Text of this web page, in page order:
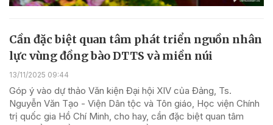
Cần đặc biệt quan tâm phát triển nguồn nhân
lực vùng đồng bào DTTS và miền núi
13/11/2025 09:44
Góp ý vào dự thảo Văn kiện Đại hội XIV của Đảng, Ts.
Nguyễn Văn Tạo - Viện Dân tộc và Tôn giáo, Học viện Chính
trị quốc gia Hồ Chí Minh, cho hay, cần đặc biệt quan tâm